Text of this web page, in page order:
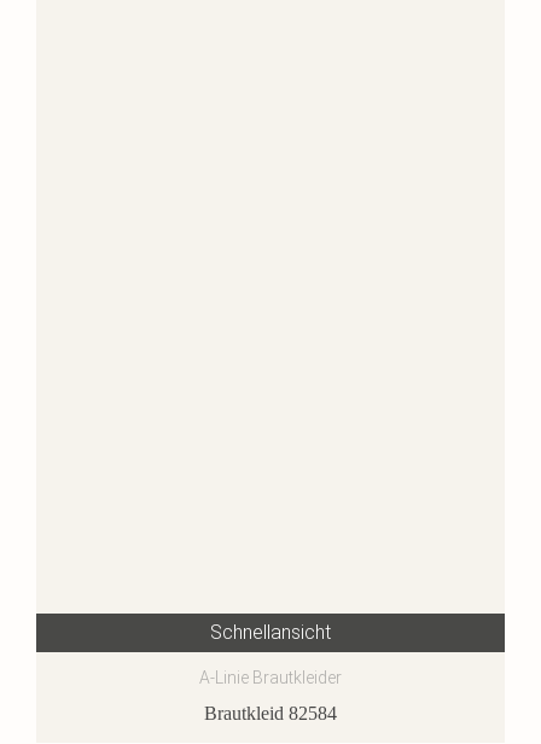
Schnellansicht
A-Linie Brautkleider
Brautkleid 82584